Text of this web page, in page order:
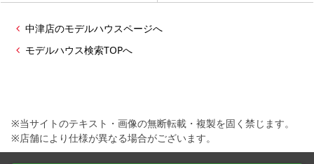
中津店のモデルハウスページへ
モデルハウス検索TOPへ
※当サイトのテキスト・画像の無断転載・複製を固く禁じます。
※店舗により仕様が異なる場合がございます。